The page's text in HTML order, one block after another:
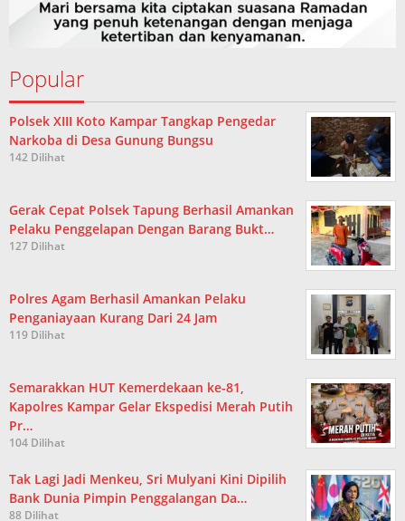
Popular
Polsek XIII Koto Kampar Tangkap Pengedar
Narkoba di Desa Gunung Bungsu
142 Dilihat
Gerak Cepat Polsek Tapung Berhasil Amankan
Pelaku Penggelapan Dengan Barang Bukt…
127 Dilihat
Polres Agam Berhasil Amankan Pelaku
Penganiayaan Kurang Dari 24 Jam
119 Dilihat
Semarakkan HUT Kemerdekaan ke-81,
Kapolres Kampar Gelar Ekspedisi Merah Putih
Pr…
104 Dilihat
Tak Lagi Jadi Menkeu, Sri Mulyani Kini Dipilih
Bank Dunia Pimpin Penggalangan Da…
88 Dilihat